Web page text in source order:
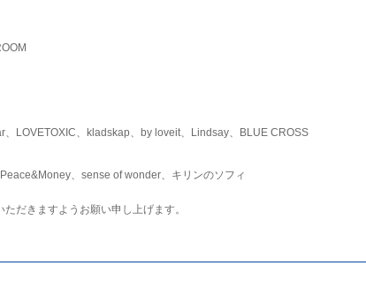
LOVETOXIC、kladskap、by loveit、Lindsay、BLUE CROSS
、sense of wonder、キリンのソフィ
だきますようお願い申し上げます。